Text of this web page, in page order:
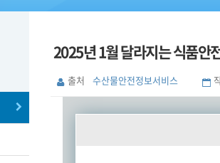
2025년 1월 달라지는 식품안
출처 수산물안전정보서비스